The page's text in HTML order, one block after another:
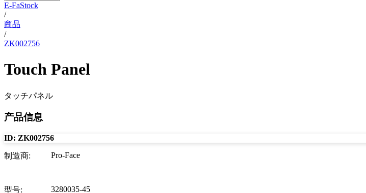
E-FaStock
/
商品
/
ZK002756
Touch Panel
タッチパネル
产品信息
ID: ZK002756
制造商: Pro-Face
型号: 3280035-45